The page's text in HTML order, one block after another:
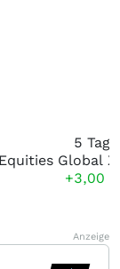
5 Tage
+3,00
Anzeige